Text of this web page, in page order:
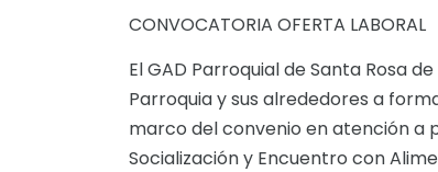
CONVOCATORIA OFERTA LABORAL
El GAD Parroquial de Santa Rosa
Parroquia y sus alrededores a
marco del convenio en atención a
Socialización y Encuentro con